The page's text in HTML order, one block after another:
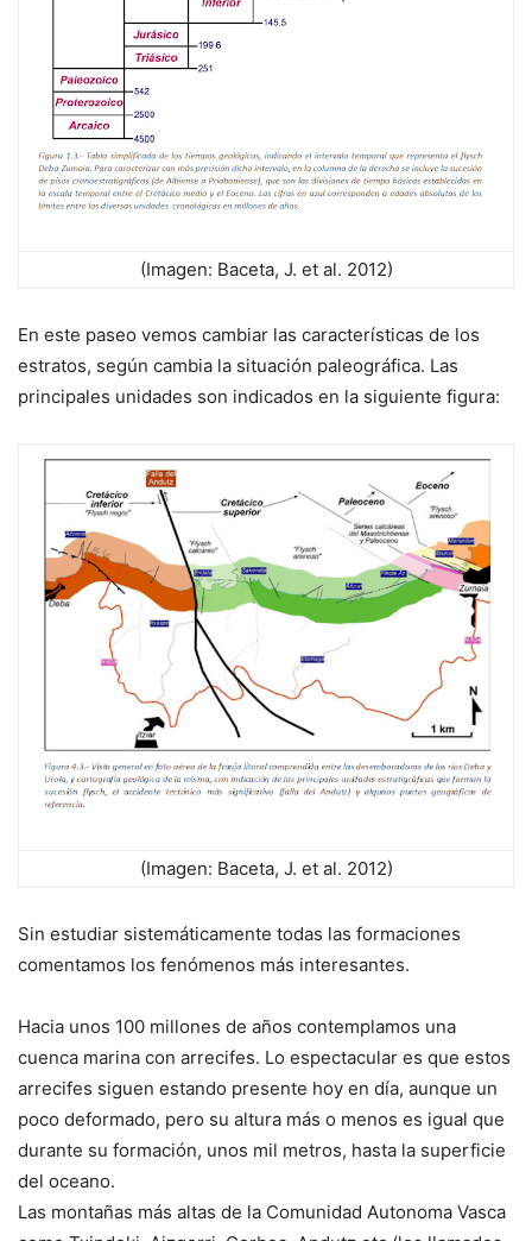
(Imagen: Baceta, J. et al. 2012)
En este paseo vemos cambiar las características de los
estratos, según cambia la situación paleográfica. Las
principales unidades son indicados en la siguiente figura:
(Imagen: Baceta, J. et al. 2012)
Sin estudiar sistemáticamente todas las formaciones
comentamos los fenómenos más interesantes.
Hacia unos 100 millones de años contemplamos una
cuenca marina con arrecifes. Lo espectacular es que estos
arrecifes siguen estando presente hoy en día, aunque un
poco deformado, pero su altura más o menos es igual que
durante su formación, unos mil metros, hasta la superficie
del oceano.
Las montañas más altas de la Comunidad Autonoma Vasca